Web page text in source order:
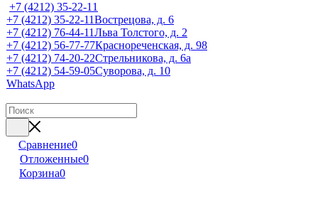
+7 (4212) 35-22-11
+7 (4212) 35-22-11Вострецова, д. 6
+7 (4212) 76-44-11Льва Толстого, д. 2
+7 (4212) 56-77-77Краснореченская, д. 98
+7 (4212) 74-20-22Стрельникова, д. 6а
+7 (4212) 54-59-05Суворова, д. 10
WhatsApp
Сравнение0
Отложенные0
Корзина0